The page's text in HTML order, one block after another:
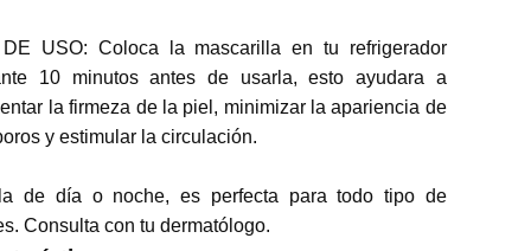
USO: Coloca la mascarilla en tu refrigerador
10 minutos antes de usarla, esto ayudara a
la firmeza de la piel, minimizar la apariencia de
y estimular la circulación.
de día o noche, es perfecta para todo tipo de
Consulta con tu dermatólogo.